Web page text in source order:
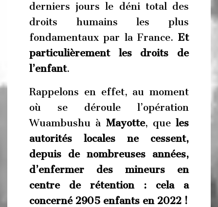
derniers jours le déni total des
droits humains les plus
fondamentaux par la France. Et
particulièrement les droits de
l’enfant.
Rappelons en effet, au moment
où se déroule l’opération
Wuambushu à Mayotte, que les
autorités locales ne cessent,
depuis de nombreuses années,
d’enfermer des mineurs en
centre de rétention : cela a
concerné 2905 enfants en 2022 !